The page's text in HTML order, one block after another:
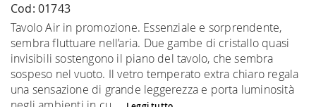
Cod: 01743
Tavolo Air in promozione. Essenziale e sorprendente,
sembra fluttuare nell’aria. Due gambe di cristallo quasi
invisibili sostengono il piano del tavolo, che sembra
sospeso nel vuoto. Il vetro temperato extra chiaro regala
una sensazione di grande leggerezza e porta luminosità
immagini